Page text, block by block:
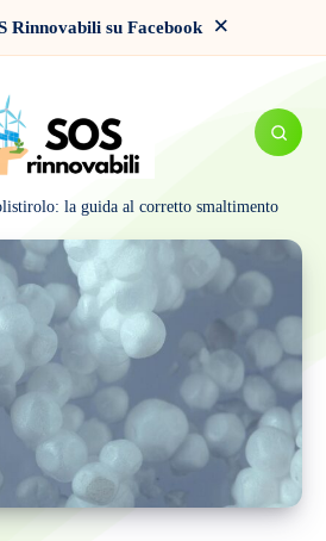
Rinnovabili su Facebook ×
la guida al corretto smaltimento